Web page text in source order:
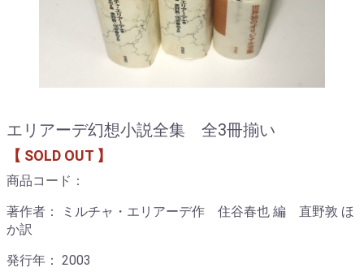
エリアーデ幻想小説全集 全3冊揃い
【 SOLD OUT 】
商品コード：
著作者： ミルチャ・エリアーデ作 住谷春也 編 直野敦 ほ
か訳
発行年： 2003